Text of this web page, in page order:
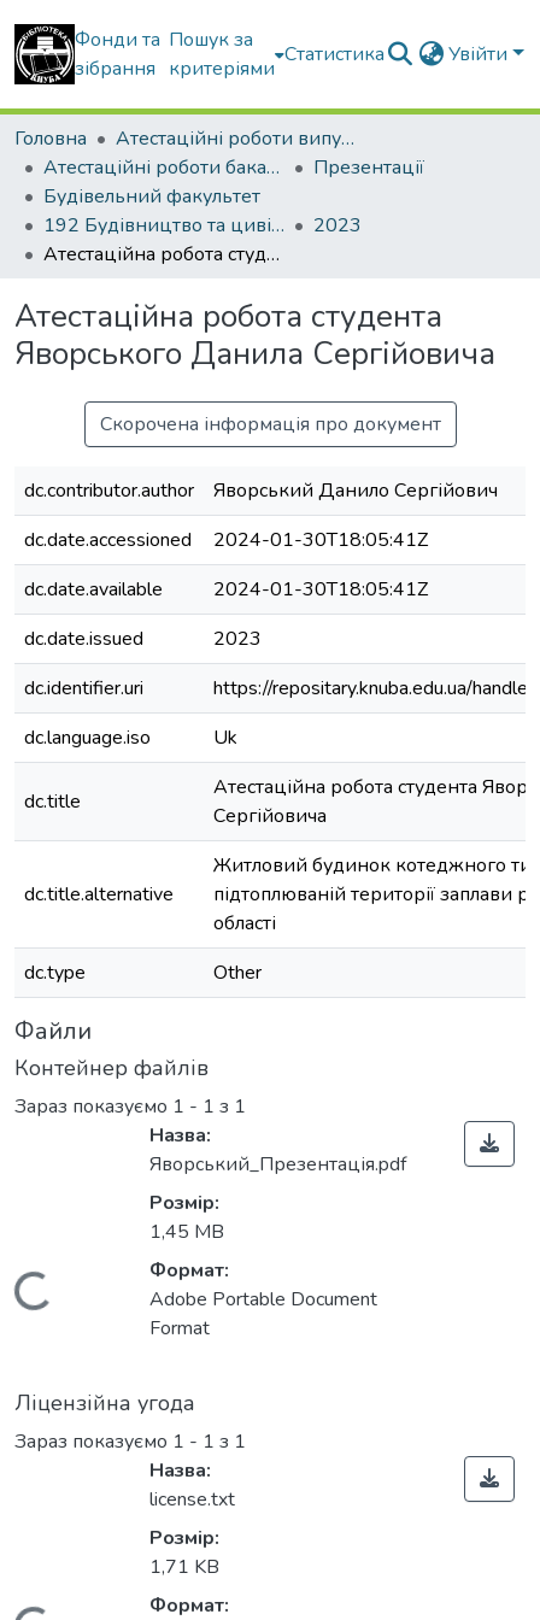
Фонди та
зібрання
Пошук за
критеріями
Статистика Увійти
Головна
Атестаційні роботи випускників
Атестаційні роботи бакалаврів
Презентації
Будівельний факультет
192 Будівництво та цивільна інженерія. Промислове і цивільне будівництво
2023
Атестаційна робота студента Яворського Данила Сергійовича
Атестаційна робота студента
Яворського Данила Сергійовича
Скорочена інформація про документ
dc.contributor.author
Яворський Данило Сергійович
dc.date.accessioned
2024-01-30T18:05:41Z
dc.date.available
2024-01-30T18:05:41Z
dc.date.issued
2023
dc.identifier.uri
https://repositary.knuba.edu.ua/
dc.language.iso
Uk
dc.title
Атестаційна робота студента
Сергійовича
dc.title.alternative
Житловий будинок котеджного
підтоплюваній території заплави
області
dc.type
Other
Файли
Контейнер файлів
Зараз показуємо 1 - 1 з 1
Вантажиться...
Назва:
Яворський_Презентація.pdf
Розмір:
1,45 MB
Формат:
Adobe Portable Document
Format
Ліцензійна угода
Зараз показуємо 1 - 1 з 1
Назва:
license.txt
Розмір:
1,71 KB
Формат: